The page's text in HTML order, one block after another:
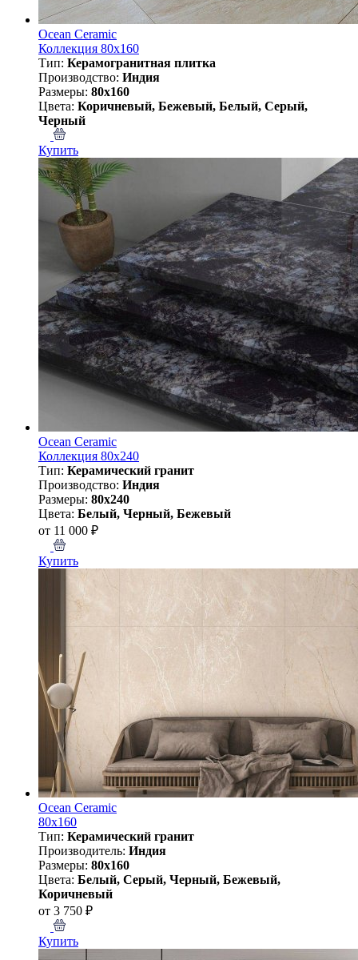
Ocean Ceramic
Коллекция 80x160
Тип: Керамогранитная плитка
Производство: Индия
Размеры: 80x160
Цвета: Коричневый, Бежевый, Белый, Серый,
Черный
Купить
Ocean Ceramic
Коллекция 80x240
Тип: Керамический гранит
Производство: Индия
Размеры: 80x240
Цвета: Белый, Черный, Бежевый
от 11 000 ₽
Купить
Ocean Ceramic
80х160
Тип: Керамический гранит
Производитель: Индия
Размеры: 80x160
Цвета: Белый, Серый, Черный, Бежевый,
Коричневый
от 3 750 ₽
Купить